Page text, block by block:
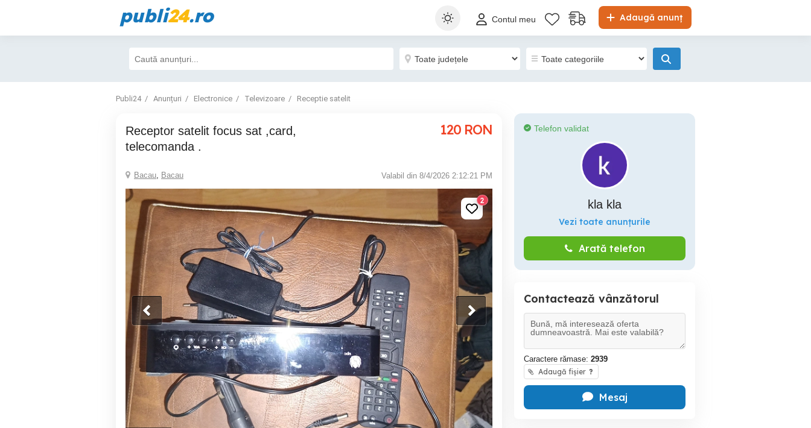
publi24.ro Adaugă anunț
Contul meu
Publi24 Anunțuri Electronice Televizoare Receptie satelit
receptor satelit focus sat ,card,
telecomanda .
120 RON
Bacau, Bacau Valabil din 8/4/2026 2:12:21 PM
2
Telefon validat
kla kla
Vezi toate anunțurile
Arată telefon
Contactează vânzătorul
Caractere rămase: 2939
Adaugă fișier ?
Mesaj